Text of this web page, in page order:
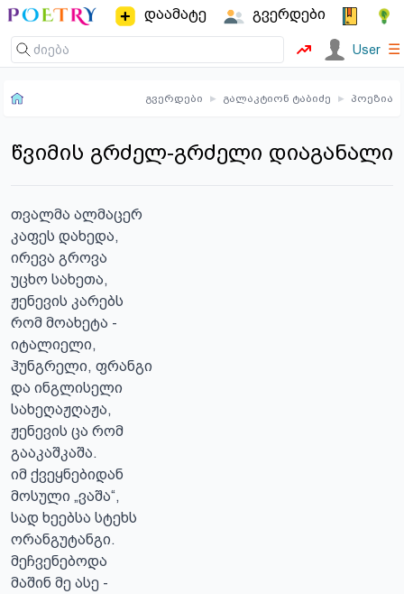
დაამატე გვერდები
User ☰
გვერდები ▸ გალაკტიონ ტაბიძე ▸ პოეზია
წვიმის გრძელ-გრძელი დიაგანალი
თვალმა ალმაცერ
კაფეს დახედა,
ირევა გროვა
უცხო სახეთა,
ჟენევის კარებს
რომ მოახეტა -
იტალიელი,
ჰუნგრელი, ფრანგი
და ინგლისელი
სახეღაჟღაჟა,
ჟენევის ცა რომ
გააკაშკაშა.
იმ ქვეყნებიდან
მოსული „ვაშა“,
სად ხეებსა სტეხს
ორანგუტანგი.
მეჩვენებოდა
მაშინ მე ასე -